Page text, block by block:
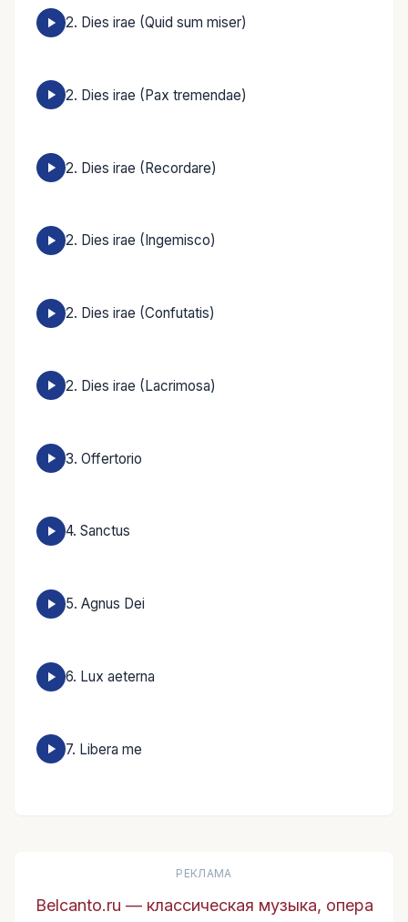
2. Dies irae (Quid sum miser)
2. Dies irae (Pax tremendae)
2. Dies irae (Recordare)
2. Dies irae (Ingemisco)
2. Dies irae (Confutatis)
2. Dies irae (Lacrimosa)
3. Offertorio
4. Sanctus
5. Agnus Dei
6. Lux aeterna
7. Libera me
РЕКЛАМА
Belcanto.ru — классическая музыка, опера